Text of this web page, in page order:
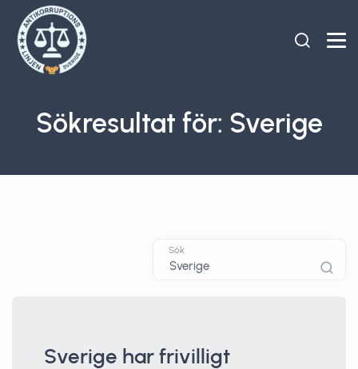
Sökresultat för: Sverige
Sök
Sverige har frivilligt